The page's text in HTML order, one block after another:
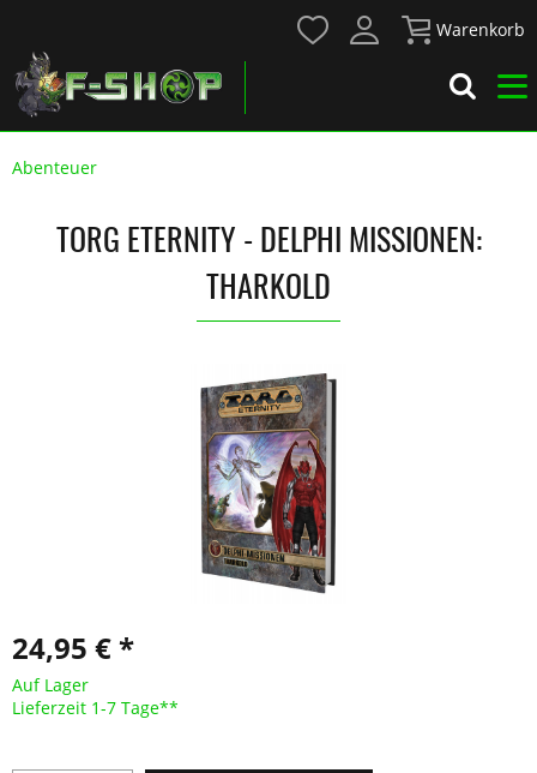
Warenkorb
Abenteuer
TORG ETERNITY - DELPHI MISSIONEN:
THARKOLD
24,95 € *
Auf Lager
Lieferzeit 1-7 Tage**